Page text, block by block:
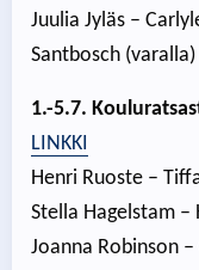
Juulia Jyläs –
Santbosch (varalla)
1.-5.7.
LINKKI
Henri Ruoste –
Stella Hagelstam –
Joanna Robinson